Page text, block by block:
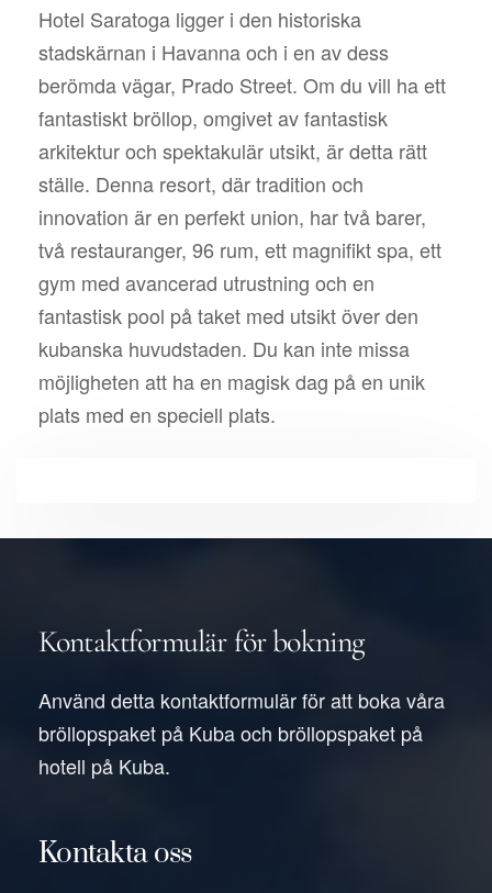
Hotel Saratoga ligger i den historiska
stadskärnan i Havanna och i en av dess
berömda vägar, Prado Street. Om du vill ha ett
fantastiskt bröllop, omgivet av fantastisk
arkitektur och spektakulär utsikt, är detta rätt
ställe. Denna resort, där tradition och
innovation är en perfekt union, har två barer,
två restauranger, 96 rum, ett magnifikt spa, ett
gym med avancerad utrustning och en
fantastisk pool på taket med utsikt över den
kubanska huvudstaden. Du kan inte missa
möjligheten att ha en magisk dag på en unik
plats med en speciell plats.
Kontaktformulär för bokning
Använd detta kontaktformulär för att boka våra
bröllopspaket på Kuba och bröllopspaket på
hotell på Kuba.
Kontakta oss